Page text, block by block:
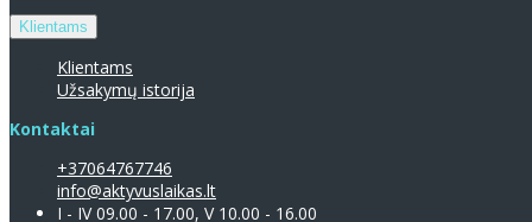
Klientams
Klientams
Užsakymų istorija
Kontaktai
+37064767746
info@aktyvuslaikas.lt
I - IV 09.00 - 17.00, V 10.00 - 16.00